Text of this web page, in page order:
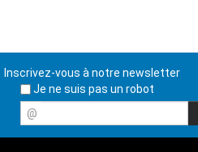
Inscrivez-vous à notre newsletter
Je ne suis pas un robot
@